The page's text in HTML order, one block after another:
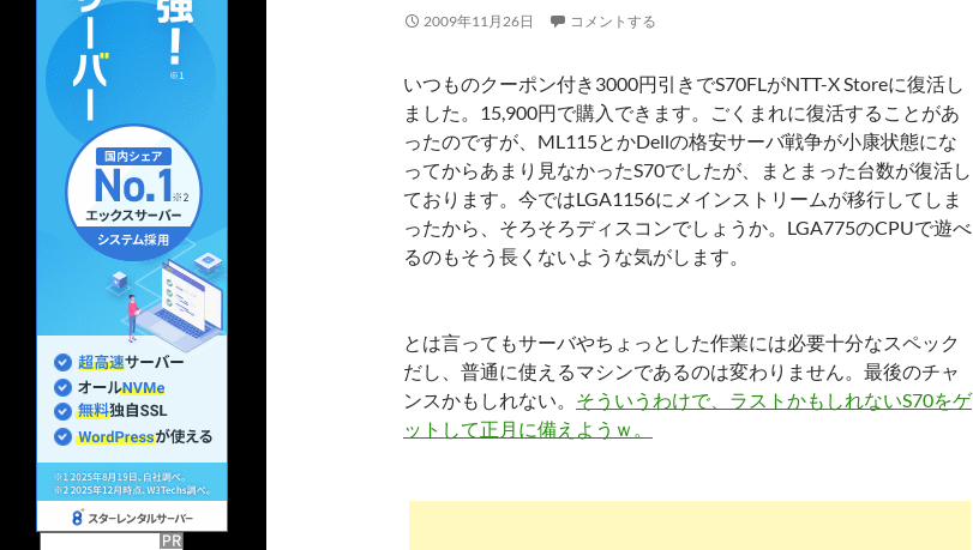
2009年11月26日 コメントする
いつものクーポン付き3000円引きでS70FLがNTT-X Storeに復活し
ました。15,900円で購入できます。ごくまれに復活することがあ
ったのですが、ML115とかDellの格安サーバ戦争が小康状態にな
ってからあまり見なかったS70でしたが、まとまった台数が復活し
ております。今ではLGA1156にメインストリームが移行してしま
ったから、そろそろディスコンでしょうか。LGA775のCPUで遊べ
るのもそう長くないような気がします。
とは言ってもサーバやちょっとした作業には必要十分なスペック
だし、普通に使えるマシンであるのは変わりません。最後のチャ
ンスかもしれない。 そういうわけで、ラストかもしれないS70をゲ
ットして正月に備えようｗ。